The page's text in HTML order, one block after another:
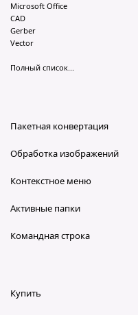
Microsoft Office
CAD
Gerber
Vector
Полный список...
Пакетная конвертация
Обработка изображений
Контекстное меню
Активные папки
Командная строка
Купить